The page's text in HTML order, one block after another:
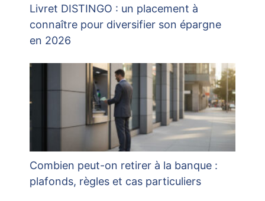
Livret DISTINGO : un placement à
connaître pour diversifier son épargne
en 2026
Combien peut-on retirer à la banque :
plafonds, règles et cas particuliers